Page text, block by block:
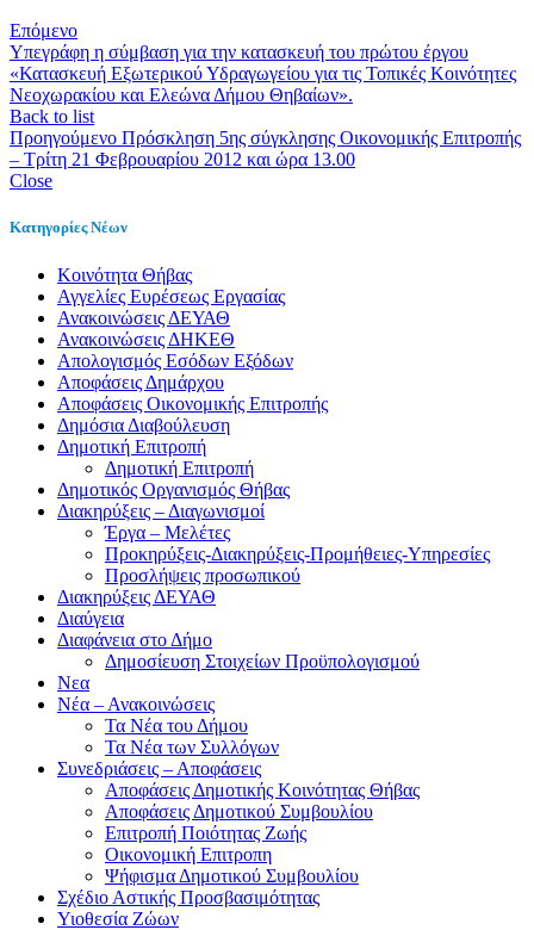
Επόμενο
Υπεγράφη η σύμβαση για την κατασκευή του πρώτου έργου
«Κατασκευή Εξωτερικού Υδραγωγείου για τις Τοπικές Κοινότητες
Νεοχωρακίου και Ελεώνα Δήμου Θηβαίων».
Back to list
Προηγούμενο Πρόσκληση 5ης σύγκλησης Οικονομικής Επιτροπής
– Τρίτη 21 Φεβρουαρίου 2012 και ώρα 13.00
Close
Κατηγορίες Νέων
Kοινότητα Θήβας
Αγγελίες Ευρέσεως Εργασίας
Ανακοινώσεις ΔΕΥΑΘ
Ανακοινώσεις ΔΗΚΕΘ
Απολογισμός Εσόδων Εξόδων
Αποφάσεις Δημάρχου
Αποφάσεις Οικονομικής Επιτροπής
Δημόσια Διαβούλευση
Δημοτική Επιτροπή
Δημοτική Επιτροπή
Δημοτικός Οργανισμός Θήβας
Διακηρύξεις – Διαγωνισμοί
Έργα – Μελέτες
Προκηρύξεις-Διακηρύξεις-Προμήθειες-Υπηρεσίες
Προσλήψεις προσωπικού
Διακηρύξεις ΔΕΥΑΘ
Διαύγεια
Διαφάνεια στο Δήμο
Δημοσίευση Στοιχείων Προϋπολογισμού
Νεα
Νέα – Ανακοινώσεις
Τα Νέα του Δήμου
Τα Νέα των Συλλόγων
Συνεδριάσεις – Αποφάσεις
Αποφάσεις Δημοτικής Κοινότητας Θήβας
Αποφάσεις Δημοτικού Συμβουλίου
Επιτροπή Ποιότητας Ζωής
Οικονομική Επιτροπη
Ψήφισμα Δημοτικού Συμβουλίου
Σχέδιο Αστικής Προσβασιμότητας
Υιοθεσία Ζώων